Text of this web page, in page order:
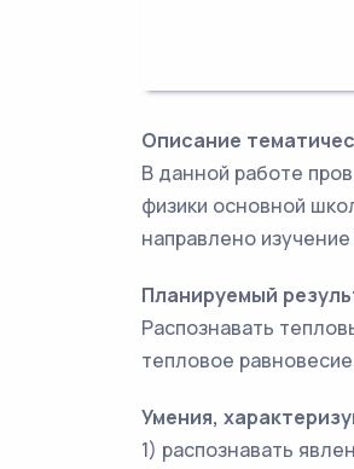
Описание
В данной работе
физики основной
направлено
Планируемый
Распознавать
тепловое
Умения,
1) распознавать